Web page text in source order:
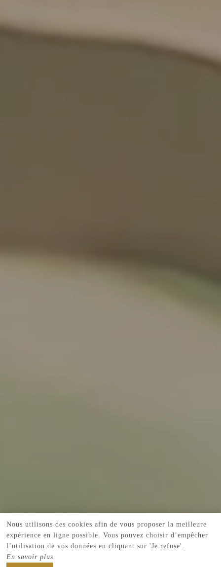
Nous utilisons des cookies afin de vous proposer la meilleure
expérience en ligne possible. Vous pouvez choisir d’empêcher
l’utilisation de vos données en cliquant sur 'Je refuse'.
En savoir plus